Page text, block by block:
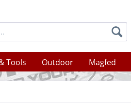
Tools Outdoor Magfed